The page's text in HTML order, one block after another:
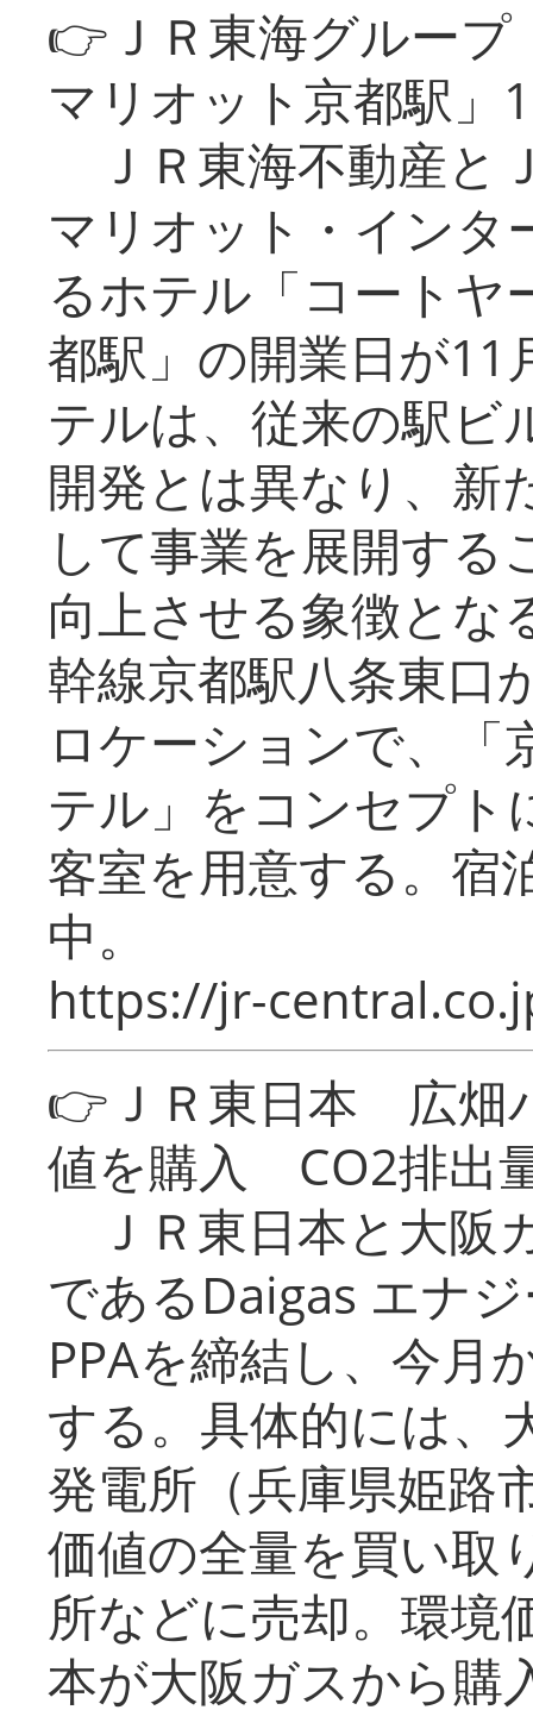
👉ＪＲ東海グルー
マリオット京都駅」
ＪＲ東海不動産と
マリオット・インタ
るホテル「コートヤ
都駅」の開業日が11
テルは、従来の駅ビ
開発とは異なり、新
して事業を展開する
向上させる象徴とな
幹線京都駅八条東口
ロケーションで、「
テル」をコンセプト
客室を用意する。宿
中。
https://jr-
👉ＪＲ東日本 広畑
値を購入 CO2排出
ＪＲ東日本と大阪
であるDaigas エナ
PPAを締結し、今月
する。具体的には、
発電所（兵庫県姫路
価値の全量を買い取
所などに売却。環境
本が大阪ガスから購